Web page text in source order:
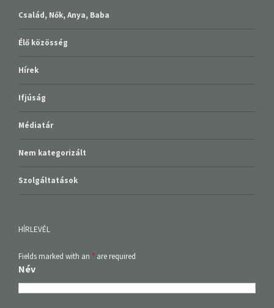
Család, Nők, Anya, Baba
Élő közösség
Hírek
Ifjúság
Médiatár
Nem kategorizált
Szolgáltatások
HÍRLEVÉL
Fields marked with an * are required
Név